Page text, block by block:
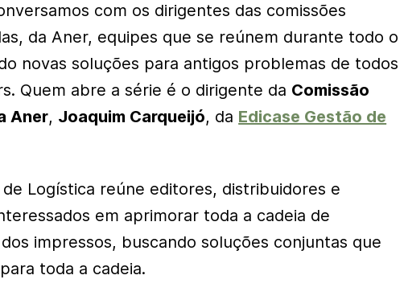
com os dirigentes das comissões
da Aner, equipes que se reúnem durante todo o
novas soluções para antigos problemas de todos
Quem abre a série é o dirigente da Comissão
Aner, Joaquim Carqueijó, da Edicase Gestão de
de Logística reúne editores, distribuidores e
em aprimorar toda a cadeia de
impressos, buscando soluções conjuntas que
toda a cadeia.